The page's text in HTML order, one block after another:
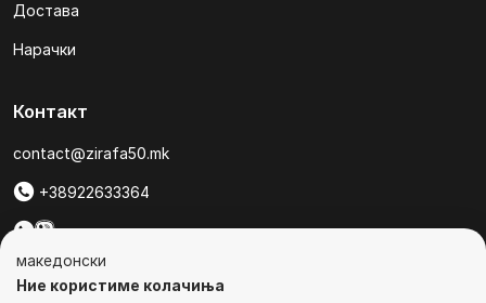
Достава
Нарачки
Контакт
contact@zirafa50.mk
+38922633364
b2b@zirafa50.mk
македонски
Ние користиме колачиња